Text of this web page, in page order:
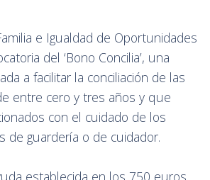
e Igualdad de Oportunidades
del ‘Bono Concilia’, una
a facilitar la conciliación de las
entre cero y tres años y que
con el cuidado de los
de guardería o de cuidador.
establecida en los 750 euros